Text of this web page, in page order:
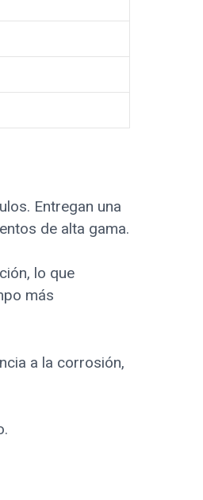
Entregan una
de alta gama.
lo que
más
a la corrosión,